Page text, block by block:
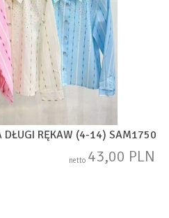
DŁUGI RĘKAW (4-14) SAM1750
netto 43,00 PLN